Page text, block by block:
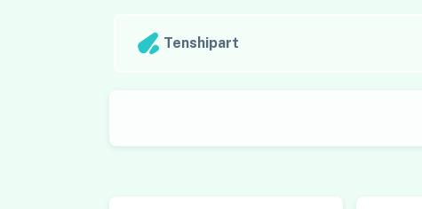
Tenshipart